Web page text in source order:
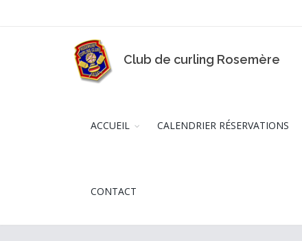
Club de curling Rosemère
ACCUEIL CALENDRIER RÉSERVATIONS
CONTACT